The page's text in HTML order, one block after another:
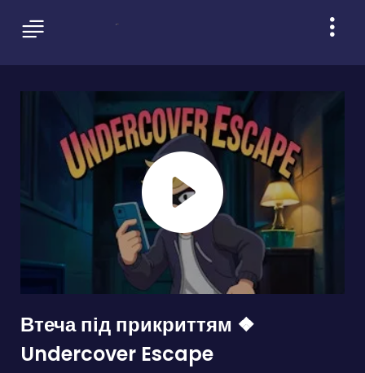
Втеча під прикриттям ❖
Undercover Escape